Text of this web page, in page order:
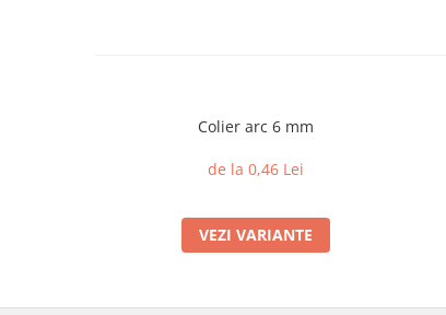
Colier arc 6 mm
de la 0,46 Lei
VEZI VARIANTE